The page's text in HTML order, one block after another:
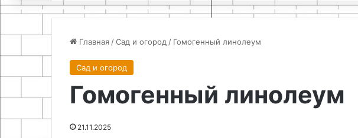
Главная /Сад и огород / Гомогенный линолеум
Сад и огород
Гомогенный линолеум
21.11.2025
сделать
органайзер